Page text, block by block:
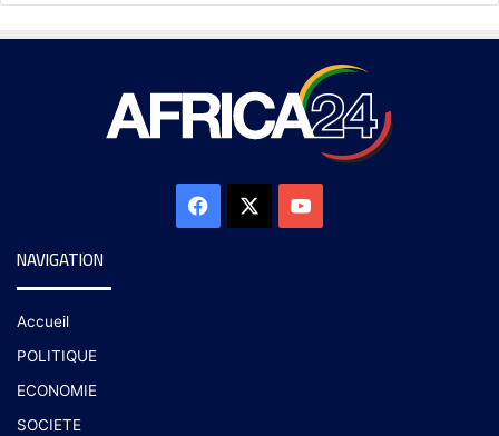
NAVIGATION
Accueil
POLITIQUE
ECONOMIE
SOCIETE